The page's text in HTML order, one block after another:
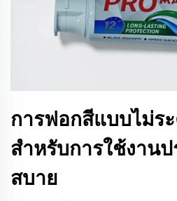
การฟอกสีแบบไม่ร
สำหรับการใช้งาน
สบาย